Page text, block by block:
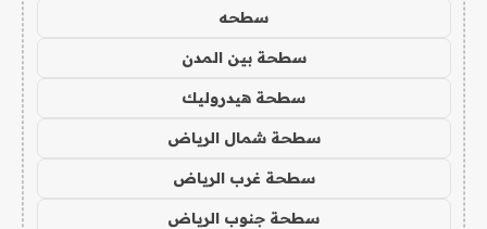
سطحه
سطحة بين المدن
سطحة هيدروليك
سطحة شمال الرياض
سطحة غرب الرياض
سطحة جنوب الرياض